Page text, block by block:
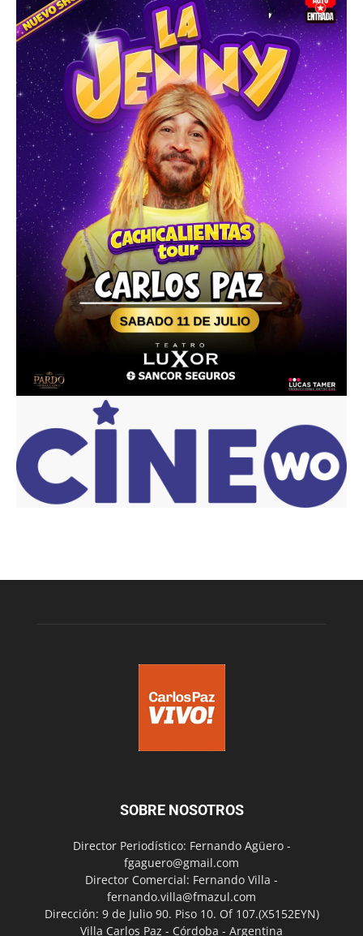
SOBRE NOSOTROS
Director Periodístico: Fernando Agüero -
fgaguero@gmail.com
Director Comercial: Fernando Villa -
fernando.villa@fmazul.com
Dirección: 9 de Julio 90. Piso 10. Of 107.(X5152EYN)
Villa Carlos Paz - Córdoba - Argentina